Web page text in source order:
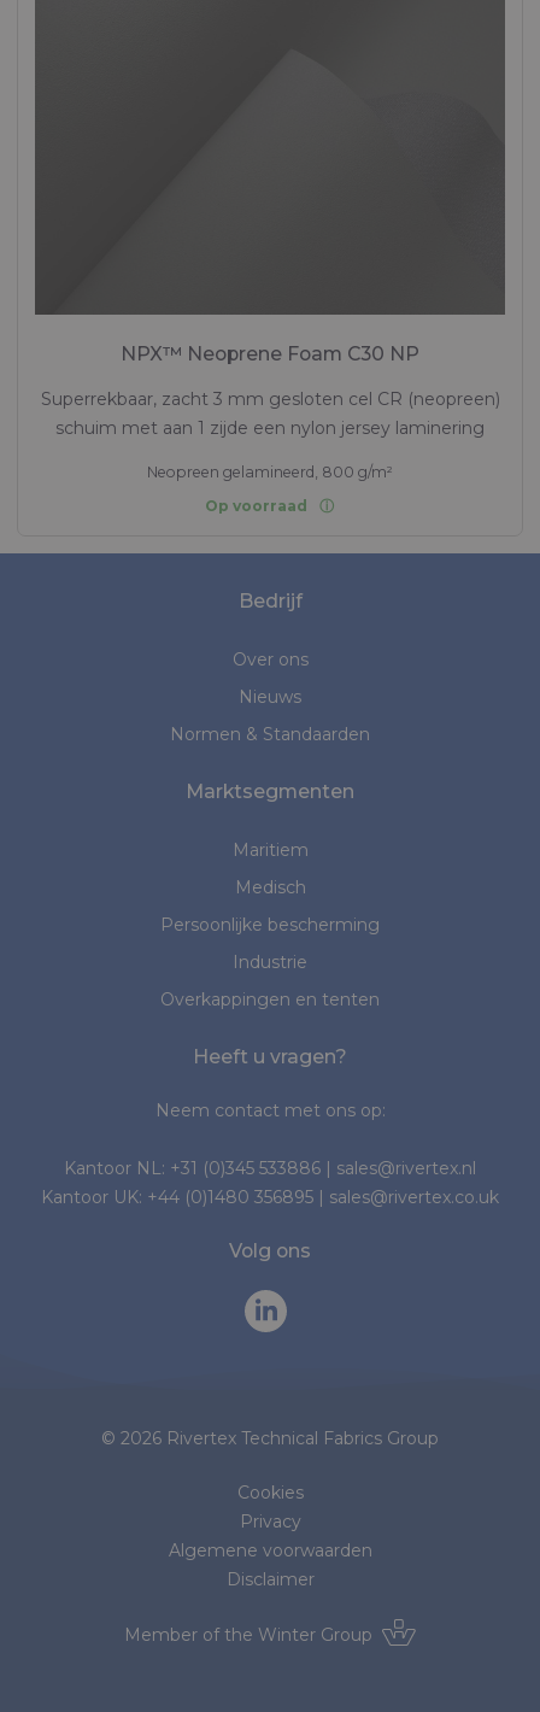
NPX™ Neoprene Foam C30 NP
Superrekbaar, zacht 3 mm gesloten cel CR (neopreen)
schuim met aan 1 zijde een nylon jersey laminering
Neopreen gelamineerd, 800 g/m²
Op voorraad
Bedrijf
Over ons
Nieuws
Normen & Standaarden
Marktsegmenten
Maritiem
Medisch
Persoonlijke bescherming
Industrie
Overkappingen en tenten
Heeft u vragen?
Neem contact met ons op:
Kantoor NL: +31 (0)345 533886 | sales@rivertex.nl
Kantoor UK: +44 (0)1480 356895 | sales@rivertex.co.uk
Volg ons
© 2026 Rivertex Technical Fabrics Group
Cookies
Privacy
Algemene voorwaarden
Disclaimer
Member of theWinter Group